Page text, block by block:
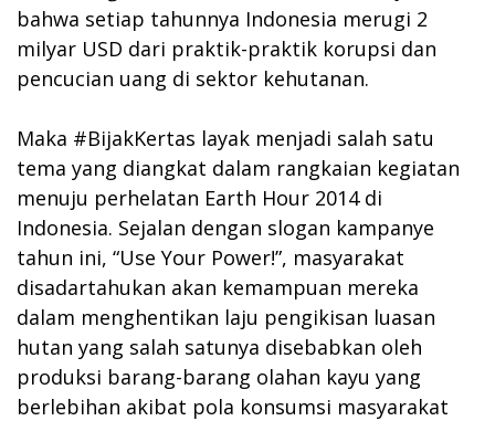
bahwa setiap tahunnya Indonesia merugi 2
milyar USD dari praktik-praktik korupsi dan
pencucian uang di sektor kehutanan.
Maka #BijakKertas layak menjadi salah satu
tema yang diangkat dalam rangkaian kegiatan
menuju perhelatan Earth Hour 2014 di
Indonesia. Sejalan dengan slogan kampanye
tahun ini, “Use Your Power!”, masyarakat
disadartahukan akan kemampuan mereka
dalam menghentikan laju pengikisan luasan
hutan yang salah satunya disebabkan oleh
produksi barang-barang olahan kayu yang
berlebihan akibat pola konsumsi masyarakat